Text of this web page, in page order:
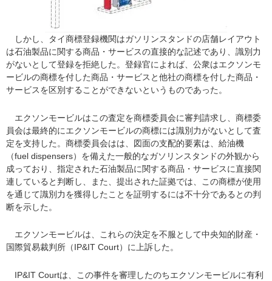
しかし、タイ商標登録機関はガソリンスタンドの店舗レイアウト
は石油製品に関する商品・サービスの直接的な記述であり、識別力
がないとして登録を拒絶した。登録官によれば、公衆はエクソンモ
ービルの商標を付した商品・サービスと他社の商標を付した商品・
サービスを区別することができないというものであった。
エクソンモービルはこの査定を商標委員会に審判請求し、商標委
員会は最終的にエクソンモービルの商標には識別力がないとして査
定を支持した。商標委員会はは、図面の支配的要素は、給油機
（fuel dispensers）を備えた一般的なガソリンスタンドの外観から
成っており、指定された石油製品に関する商品・サービスに直接関
連していると判断し、また、提出された証拠では、この商標が使用
を通じて識別力を獲得したことを証明するには不十分であるとの判
断を示した。
エクソンモービルは、これらの決定を不服として中央知的財産・
国際貿易裁判所（IP&IT Court）に上訴した。
IP&IT Courtは、この事件を審理したのちエクソンモービルに有利